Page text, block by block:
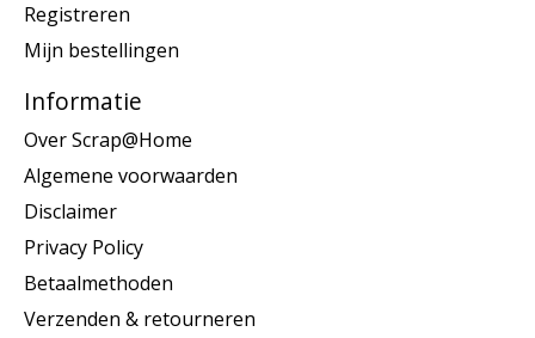
Registreren
Mijn bestellingen
Informatie
Over Scrap@Home
Algemene voorwaarden
Disclaimer
Privacy Policy
Betaalmethoden
Verzenden & retourneren